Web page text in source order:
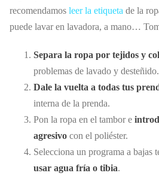
recomendamos leer la etiqueta de la
puede lavar en lavadora, a mano…
Separa la ropa por tejidos y
problemas de lavado y desteñido.
Dale la vuelta a todas tus
interna de la prenda.
Pon la ropa en el tambor e
agresivo con el poliéster.
Selecciona un programa a bajas
usar agua fría o tibia.